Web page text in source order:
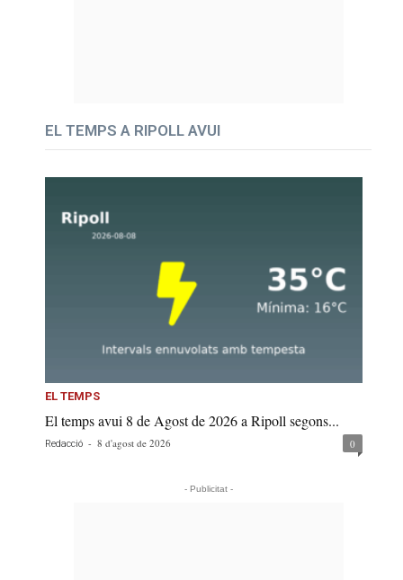
EL TEMPS A RIPOLL AVUI
EL TEMPS
El temps avui 8 de Agost de 2026 a Ripoll segons...
Redacció - 8 d'agost de 2026 0
- Publicitat -